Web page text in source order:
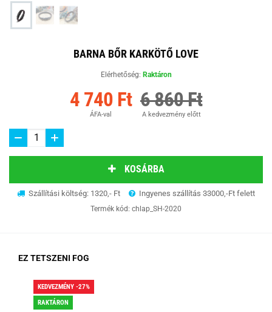
BARNA BŐR KARKÖTŐ LOVE
Elérhetőség: Raktáron
4 740 Ft
ÁFA-val
6 860 Ft
A kedvezmény előtt
KOSÁRBA
Szállítási költség: 1320,- Ft Ingyenes szállítás 33000,-Ft felett
Termék kód: chlap_SH-2020
EZ TETSZENI FOG
KEDVEZMÉNY -27%
RAKTÁRON